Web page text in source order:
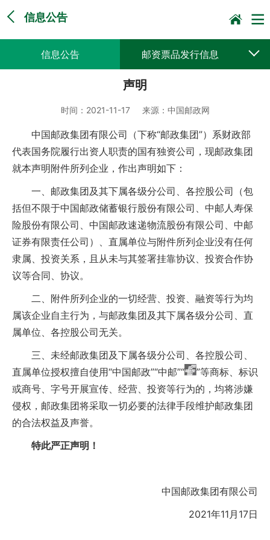
信息公告
信息公告 邮资票品发行信息
声明
时间： 2021-11-17来源： 中国邮政网
中国邮政集团有限公司（下称“邮政集团”）系财政部
代表国务院履行出资人职责的国有独资公司，现邮政集团
就本声明附件所列企业，作出声明如下：
一、邮政集团及其下属各级分公司、各控股公司（包
括但不限于中国邮政储蓄银行股份有限公司、中邮人寿保
险股份有限公司、中国邮政速递物流股份有限公司、中邮
证券有限责任公司）、直属单位与附件所列企业没有任何
隶属、投资关系，且从未与其签署挂靠协议、投资合作协
议等合同、协议。
二、附件所列企业的一切经营、投资、融资等行为均
属该企业自主行为，与邮政集团及其下属各级分公司、直
属单位、各控股公司无关。
三、未经邮政集团及下属各级分公司、各控股公司、
直属单位授权擅自使用“中国邮政”“中邮”“
”等商标、标识
或商号、字号开展宣传、经营、投资等行为的，均将涉嫌
侵权，邮政集团将采取一切必要的法律手段维护邮政集团
的合法权益及声誉。
特此严正声明！
中国邮政集团有限公司
2021年11月17日